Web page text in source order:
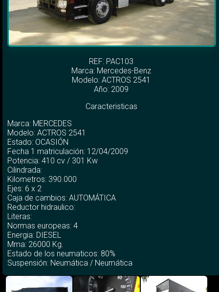
REF: PAC103
Marca: Mercedes-Benz
Modelo:ACTROS 2541
Año: 2009
Caracteristicas
Marca: MERCEDES
Modelo: ACTROS 2541
Estado: OCASIÓN
Fecha 1 matriculación: 12/04/2009
Potencia: 410 cv / 301 Kw
Cilindrada:
Kilometros: 390.000
Ejes: 6 x 2
Caja de cambios: AUTOMÁTICA
Reductor hidraulico:
Literas:
Normas europeas: 4
Energia: DIESEL
Mma: 26000 Kg.
Estado de los neumaticos: 80%
Suspensión: Neumática / Neumática